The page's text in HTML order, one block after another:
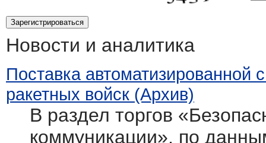
Новости и аналитика
Поставка автоматизированной
ракетных войск (Архив)
В раздел торгов
коммуникации», по